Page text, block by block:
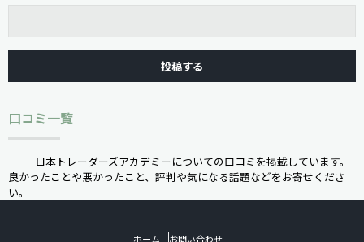
口コミ一覧
日本トレーダーズアカデミーについての口コミを掲載しています。
良かったことや悪かったこと、評判や気になる話題などをお寄せくださ
い。
ホーム お問い合わせ